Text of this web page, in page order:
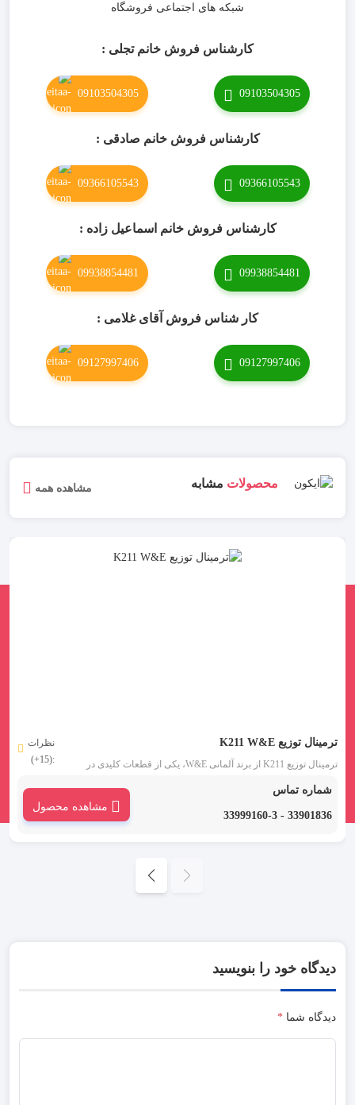
شبکه های اجتماعی فروشگاه
کارشناس فروش خانم تجلی :
09103504305
09103504305
کارشناس فروش خانم صادقی :
09366105543
09366105543
کارشناس فروش خانم اسماعیل زاده :
09938854481
09938854481
کار شناس فروش آقای غلامی :
09127997406
09127997406
محصولات مشابه مشاهده همه
ترمینال توزیع K211 W&E
ترمینال توزیع K211 از برند آلمانی W&E، یکی از قطعات کلیدی در
نظرات
:(15+)
شماره تماس
33901836 - 33999160-3
مشاهده محصول
دیدگاه خود را بنویسید
دیدگاه شما *